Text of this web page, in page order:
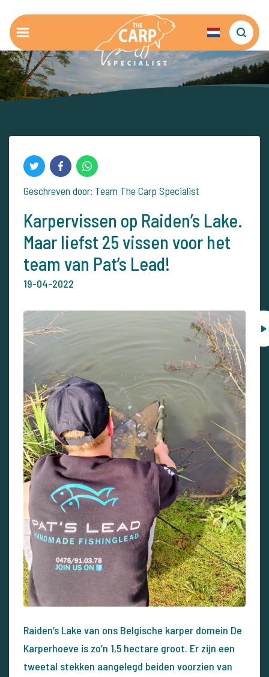
Geschreven door: Team The Carp Specialist
Karpervissen op Raiden’s Lake.
Maar liefst 25 vissen voor het
team van Pat’s Lead!
19-04-2022
Raiden’s Lake van ons Belgische karper domein De
Karperhoeve is zo’n 1,5 hectare groot. Er zijn een
tweetal stekken aangelegd beiden voorzien van